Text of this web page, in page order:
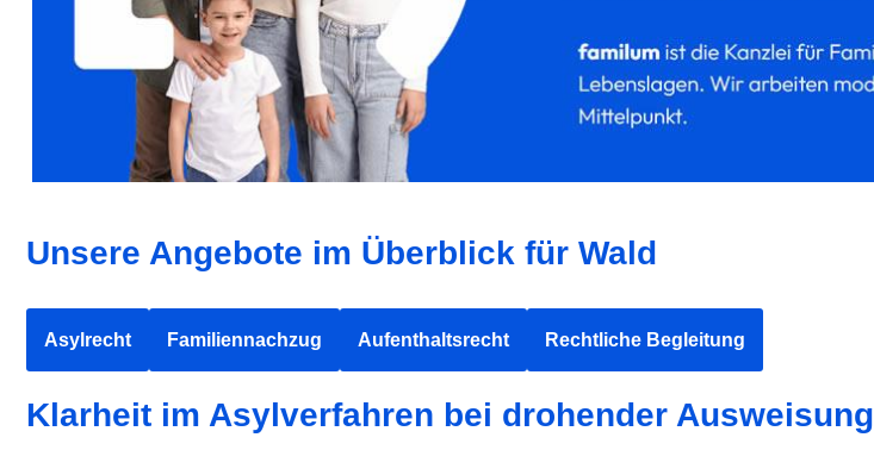
Unsere Angebote im Überblick für Wald
Asylrecht Familiennachzug Aufenthaltsrecht Rechtliche Begleitung
Klarheit im Asylverfahren bei drohender Ausweisung